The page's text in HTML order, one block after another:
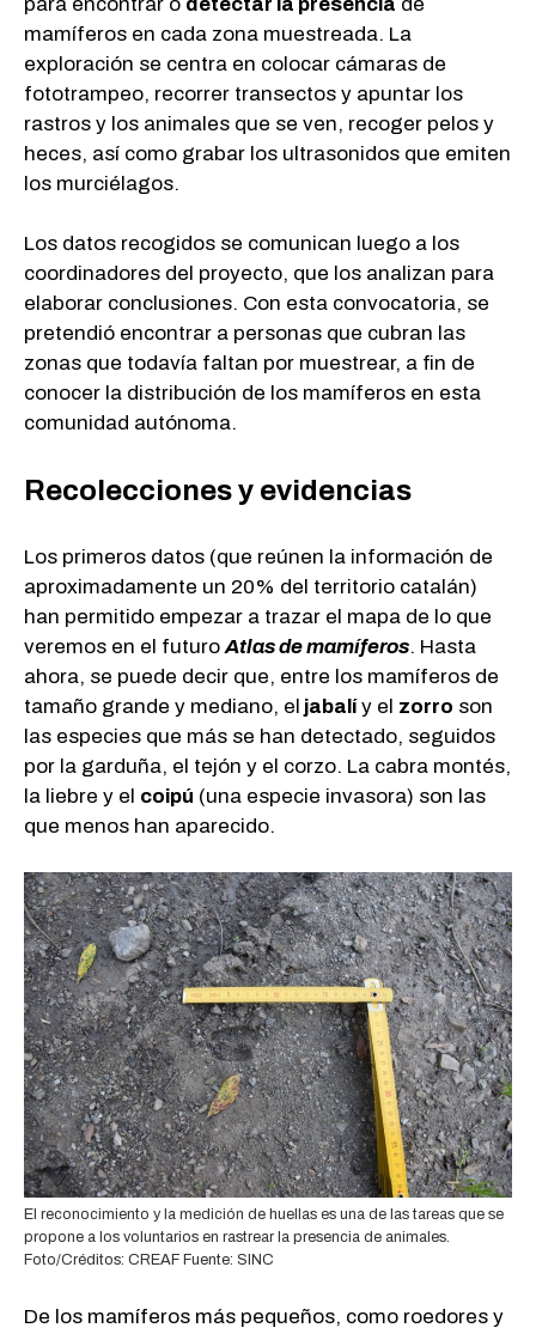
mamíferos en cada zona muestreada. La
exploración se centra en colocar cámaras de
fototrampeo, recorrer transectos y apuntar los
rastros y los animales que se ven, recoger pelos y
heces, así como grabar los ultrasonidos que emiten
los murciélagos.
Los datos recogidos se comunican luego a los
coordinadores del proyecto, que los analizan para
elaborar conclusiones. Con esta convocatoria, se
pretendió encontrar a personas que cubran las
zonas que todavía faltan por muestrear, a fin de
conocer la distribución de los mamíferos en esta
comunidad autónoma.
Recolecciones y evidencias
Los primeros datos (que reúnen la información de
aproximadamente un 20% del territorio catalán)
han permitido empezar a trazar el mapa de lo que
veremos en el futuroAtlas de mamíferos. Hasta
ahora, se puede decir que, entre los mamíferos de
tamaño grande y mediano, el jabalíy el zorro son
las especies que más se han detectado, seguidos
por la garduña, el tejón y el corzo. La cabra montés,
la liebre y el coipú (una especie invasora) son las
que menos han aparecido.
El reconocimiento y la medición de huellas es una de las tareas que se
propone a los voluntarios en rastrear la presencia de animales.
Foto/Créditos: CREAF Fuente: SINC
De los mamíferos más pequeños, como roedores y